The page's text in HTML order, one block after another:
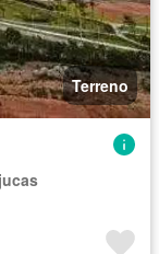
Terreno